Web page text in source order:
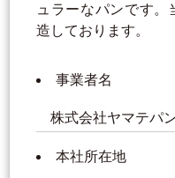
ュラーなパンです
造しております。
事業者名
株式会社ヤマテパ
本社所在地